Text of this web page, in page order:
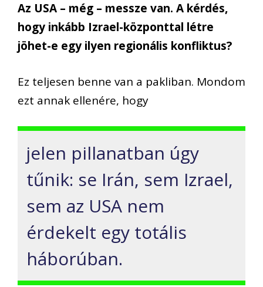
Az USA – még – messze van. A kérdés,
hogy inkább Izrael-központtal létre
jöhet-e egy ilyen regionális konfliktus?
Ez teljesen benne van a pakliban. Mondom
ezt annak ellenére, hogy
jelen pillanatban úgy
tűnik: se Irán, sem Izrael,
sem az USA nem
érdekelt egy totális
háborúban.